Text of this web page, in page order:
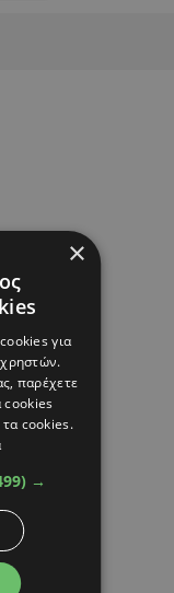
×
για
παρέχετε
cookies
cookies.
→